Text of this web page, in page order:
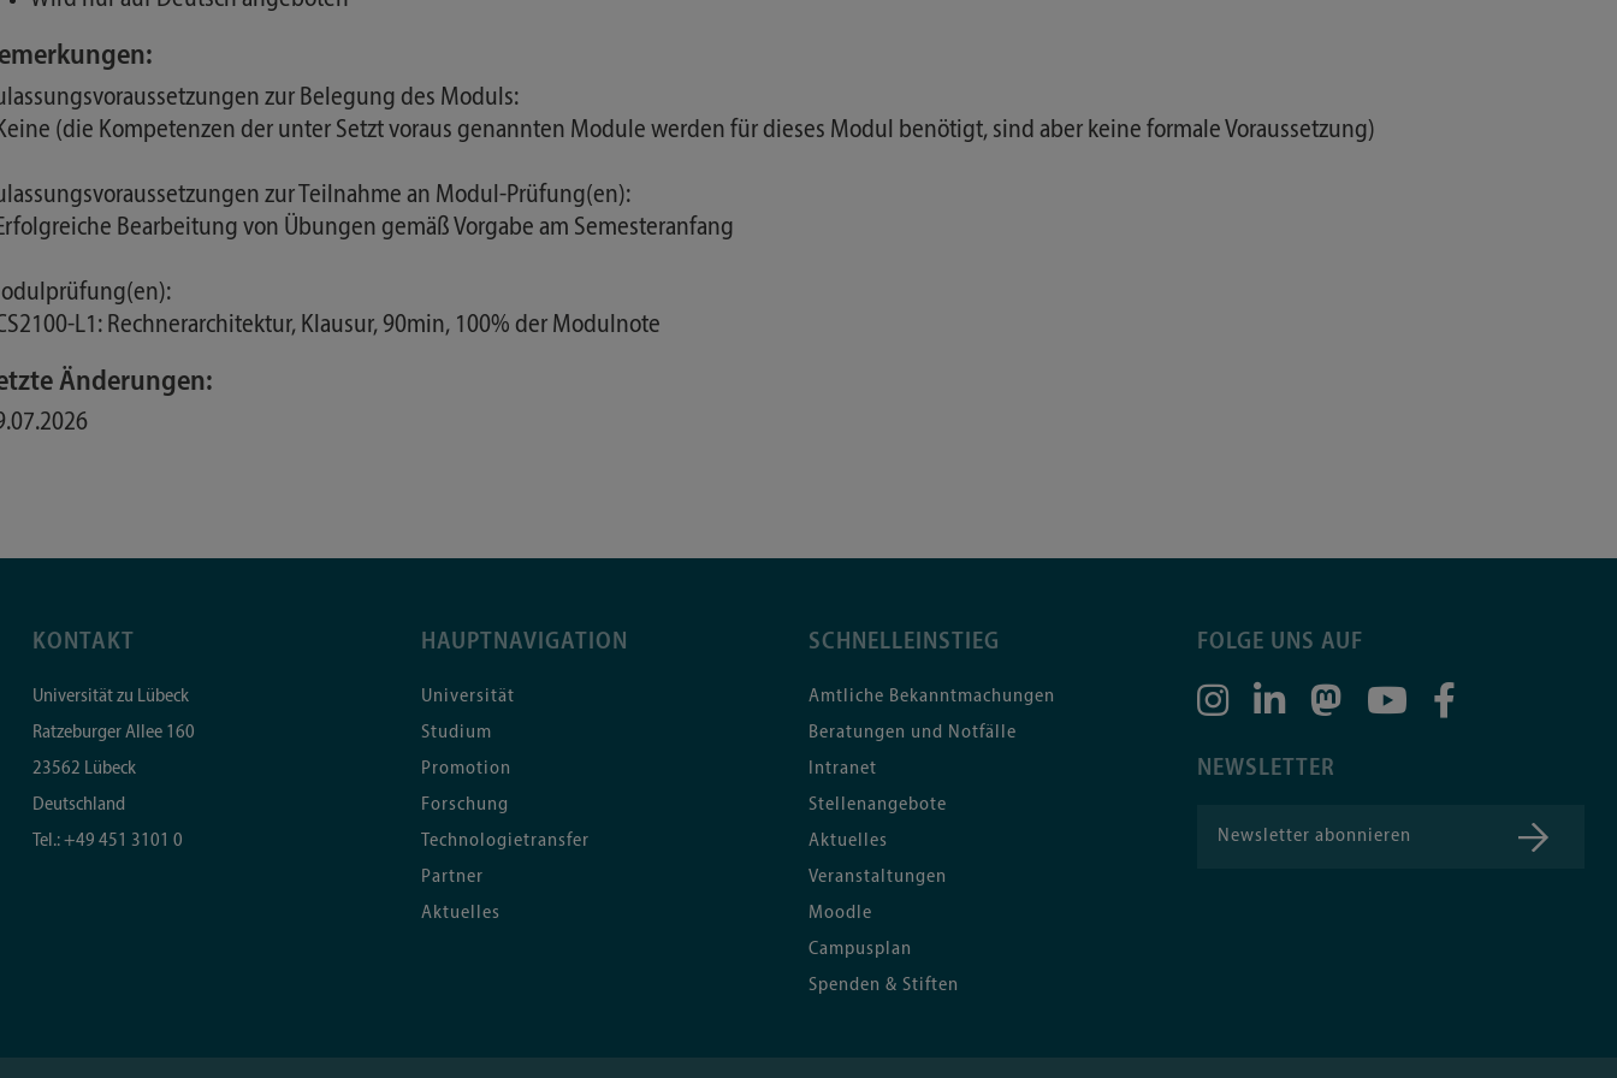
zur Belegung des Moduls:
(die Kompetenzen der unter Setzt voraus genannten Module werden für dieses Modul benötigt, sind aber keine formale Voraussetzung)
zur Teilnahme an Modul-Prüfung(en):
Bearbeitung von Übungen gemäß Vorgabe am Semesteranfang
L1: Rechnerarchitektur, Klausur, 90min, 100% der Modulnote
Änderungen:
KONTAKT
Universität zu Lübeck
Ratzeburger Allee 160
23562 Lübeck
Deutschland
Tel.:+49 451 3101 0
HAUPTNAVIGATION
Universität
Studium
Promotion
Forschung
Technologietransfer
Partner
Aktuelles
SCHNELLEINSTIEG
Amtliche Bekanntmachungen
Beratungen und Notfälle
Intranet
Stellenangebote
Aktuelles
Veranstaltungen
Moodle
Campusplan
Spenden & Stiften
FOLGE UNS AUF
NEWSLETTER
Newsletter abonnieren